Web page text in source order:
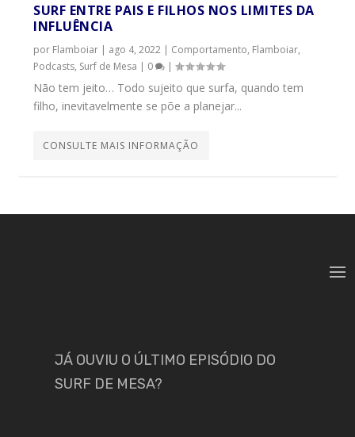
SURF ENTRE PAIS E FILHOS NOS LIMITES DA
INFLUÊNCIA
por Flamboiar | ago 4, 2022 | Comportamento, Flamboiar,
Podcasts, Surf de Mesa | 0 |
Não tem jeito… Todo sujeito que surfa, quando tem
filho, inevitavelmente se põe a planejar...
CONSULTE MAIS INFORMAÇÃO
JÁ OUVIU O ÚLTIMO EPISÓDIO DO
SURF DE MESA?